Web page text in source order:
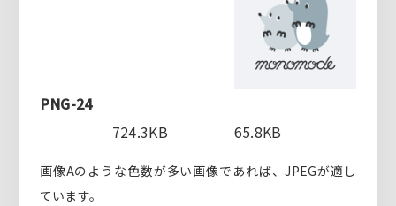
PNG-24
724.3KB
65.8KB
画像Aのような色数が多い画像であれば、JPEGが適し
ています。